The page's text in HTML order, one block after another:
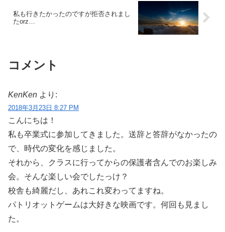
私も行きたかったのですが拒否されまし
たorz…
コメント
KenKen より:
2018年3月23日 8:27 PM
こんにちは！
私も卒業式に参加してきました。送辞と答辞がなかったの
で、時代の変化を感じました。
それから、クラスに行ってからの保護者含んでのお楽しみ
会。そんな楽しい会でしたっけ？
校舎も綺麗だし、あれこれ変わってますね。
パトリオットゲームは大好きな映画です。何回も見まし
た。